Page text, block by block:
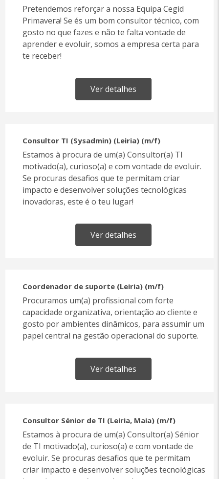
Pretendemos reforçar a nossa Equipa Cegid
Primavera! Se és um bom consultor técnico, com
gosto no que fazes e não te falta vontade de
aprender e evoluir, somos a empresa certa para
te receber!
Ver detalhes
Consultor TI (Sysadmin) (Leiria) (m/f)
Estamos à procura de um(a) Consultor(a) TI
motivado(a), curioso(a) e com vontade de evoluir.
Se procuras desafios que te permitam criar
impacto e desenvolver soluções tecnológicas
inovadoras, este é o teu lugar!
Ver detalhes
Coordenador de suporte (Leiria) (m/f)
Procuramos um(a) profissional com forte
capacidade organizativa, orientação ao cliente e
gosto por ambientes dinâmicos, para assumir um
papel central na gestão operacional do suporte.
Ver detalhes
Consultor Sénior de TI (Leiria, Maia) (m/f)
Estamos à procura de um(a) Consultor(a) Sénior
de TI motivado(a), curioso(a) e com vontade de
evoluir. Se procuras desafios que te permitam
criar impacto e desenvolver soluções tecnológicas